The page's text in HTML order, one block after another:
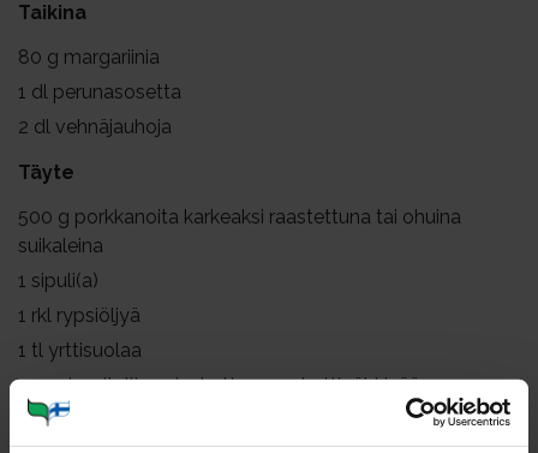
Taikina
80 g margariinia
1 dl perunasosetta
2 dl vehnäjauhoja
Täyte
500 g porkkanoita karkeaksi raastettuna tai ohuina
suikaleina
1 sipuli(a)
1 rkl rypsiöljyä
1 tl yrttisuolaa
maustemitallinen jauhettua muskottipähkinää
Kastike